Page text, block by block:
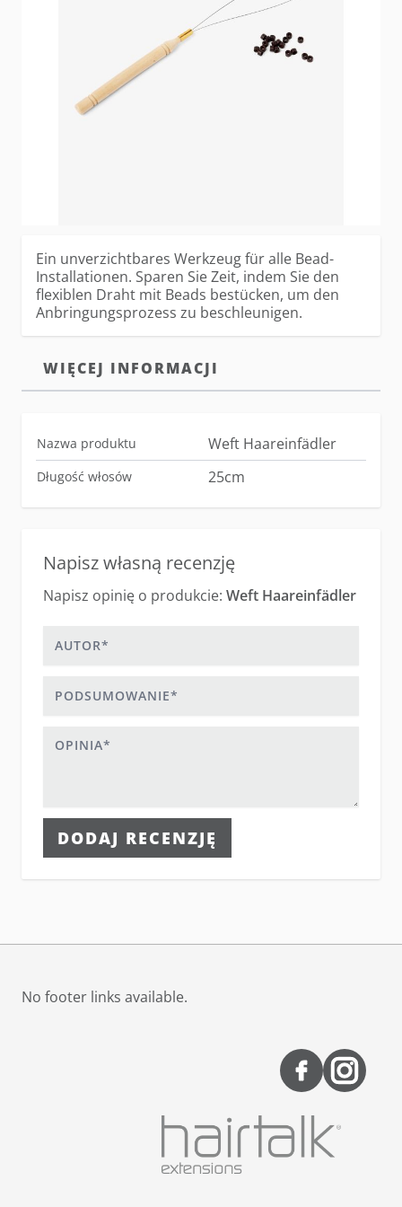
Zaloguj sięlubzałóż konto
Ein unverzichtbares Werkzeug für alle Bead-
Installationen. Sparen Sie Zeit, indem Sie den
flexiblen Draht mit Beads bestücken, um den
Anbringungsprozess zu beschleunigen.
WIĘCEJ INFORMACJI
Nazwa produktu Weft Haareinfädler
Długość włosów 25cm
Napisz własną recenzję
Napisz opinię o produkcie: Weft Haareinfädler
DODAJ RECENZJĘ
No footer links available.